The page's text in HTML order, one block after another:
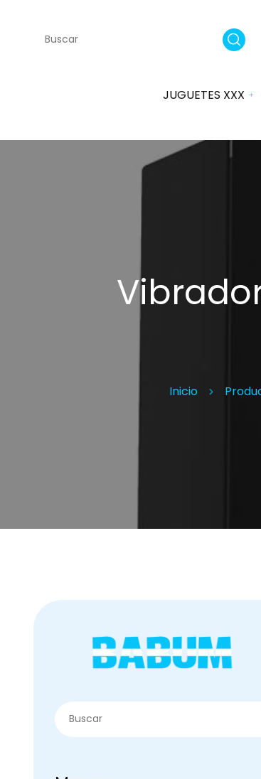
JUGUETES XXX
Masturbadores Ella
Inicio